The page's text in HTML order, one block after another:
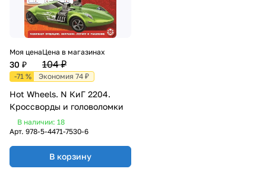
Моя цена
30 ₽
Цена в магазинах
104 ₽
-71 % Экономия 74 ₽
Hot Wheels. N КиГ 2204.
Кроссворды и головоломки
В наличии: 18
Арт. 978-5-4471-7530-6
В корзину